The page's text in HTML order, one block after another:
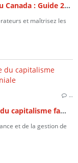
Choisir son forfait mobile au Québec et au Canada : Guide 2026
et maîtrisez les
…
La financière St Gabriel F.D : L'excellence du capitalisme familial et l'art de la structuration patrimoniale
et de la gestion de